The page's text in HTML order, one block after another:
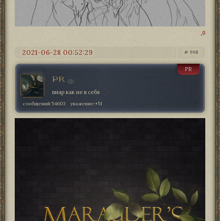
0
998
2021-06-28 00:52:29
PR
PR
пиар как не в себя
сообщений:54603 уважение:+51